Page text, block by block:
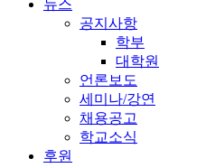
뉴스
공지사항
학부
대학원
언론보도
세미나/강연
채용공고
학교소식
후원